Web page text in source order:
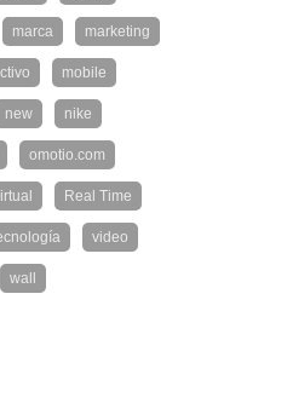
marca marketing
mobile
new nike
omotio.com
Real Time
video
wall